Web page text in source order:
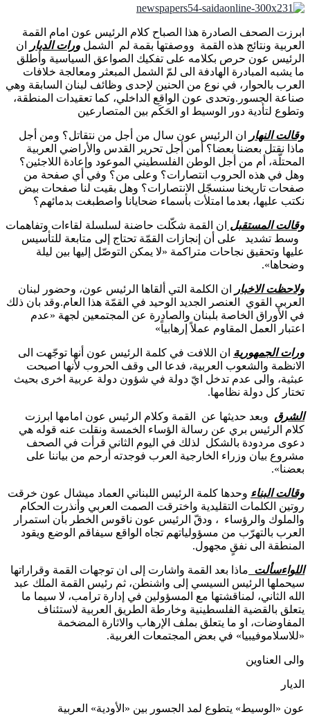
ابرزت الصحف الصادرة هذا الصباح كلام الرئيس عون امام القمة
العربية ونتائج هذه القمة ووصفتها بقمة لم الشمل ورات الديار
ان
الرئيس عون حرص بكلامه على تفكيك الصواعق السياسية وأطلق
ما يشبه المبادرة الهادفة الى لمّ الشمل المبعثر ومعالجة خلافات
العرب بالحوار، في نوع من الحنين لإحدى وظائف لبنان السابقة وهي
صناعة الجسور.وتحدى عون الواقع الداخلي، كما تعقيدات المنطقة،
وتطوع لتأدية دور الوسيط او الحَكَم بين المتصارعين
وقالت النهار
ان الرئيس عون سال من أجل من نتقاتل؟ ومن أجل
ماذا نقتل بعضنا بعضا؟ أمن أجل تحرير القدس والأراضي العربية
المحتلّة، أم من أجل الوطن الفلسطيني الموعود وإعادة اللاجئين؟
وهل في هذه الحروب انتصارات؟ وعلى من؟ وفي أي صفحة من
صفحات تاريخنا سنسجّل الانتصارات؟ وهل بقيت لنا صفحات بيض
نكتب عليها، بعدما امتلأت بأسماء ضحايانا واصطبغت بدمائهم؟
وقالت المستقبل ان القمة شكّلت حاضنة لسلسلة لقاءات وتفاهمات
وسط تشديد على أن إنجازات القمّة تحتاج إلى متابعة للتأسيس
عليها وتحقيق نجاحات متراكمة «لا يمكن التوصّل إليها بين ليلة
وضحاها».
ولاحظت الاخبار
ان الكلمة التي ألقاها الرئيس عون، وحضور لبنان
العربي القوي العنصر الجديد الوحيد في القمّة هذا العام.وقد بان ذلك
في الأوراق الخاصة بلبنان والصادرة عن المجتمعين لجهة «عدم
اعتبار العمل المقاوم عملاً إرهابياً»
ورات الجمهورية ان اللافت في كلمة الرئيس عون أنها توجّهت الى
الانظمة والشعوب العربية، فدعا الى وقف الحروب لأنها اصبحت
عبثية، والى عدم تدخل ايّ دولة في شؤون دولة عربية اخرى بحيث
تختار كل دولة نظامها.
الشرق وبعد حديثها عن القمة وكلام الرئيس عون امامها ابرزت
كلام الرئيس بري عن رسالة الؤساء الخمسة ونقلت عنه قوله هي
دعوى مردودة بالشكل لذلك في اليوم الثاني قرأت في الصحف
مشروع بيان وزراء الخارجية العرب فوجدته أرحم من بياننا على
بعضنا».
وقالت البناء وحدها كلمة الرئيس اللبناني العماد ميشال عون خرقت
روتين الكلمات التقليدية واخترقت الصمت العربي وأنذرت الحكام
والملوك والرؤساء ، ودقّ الرئيس عون ناقوس الخطر بأن استمرار
العرب بالتهرّب من مسؤولياتهم تجاه الواقع سيفاقم الوضع ويقود
المنطقة الى نفقٍ مجهول.
اللواءسألت ماذا بعد القمة واشارت إلى ان توجهات القمة وقراراتها
سيحملها الرئيس السيسي إلى واشنطن، ثم رئيس القمة الملك عبد
الله الثاني، لمناقشتها مع المسؤولين في إدارة ترامب، لا سيما ما
يتعلق بالقضية الفلسطينية وخارطة الطريق العربية لاستئناف
المفاوضات، او ما يتعلق بملف الإرهاب والاثارة المضخمة
«للاسلاموفيبيا» في بعض المجتمعات الغربية.
والى العناوين
الديار
عون «الوسيط» يتطوع لمد الجسور بين «الأودية» العربية